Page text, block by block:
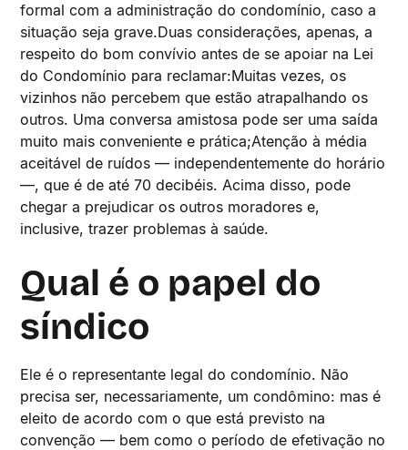
formal com a administração do condomínio, caso a
situação seja grave.Duas considerações, apenas, a
respeito do bom convívio antes de se apoiar na Lei
do Condomínio para reclamar:Muitas vezes, os
vizinhos não percebem que estão atrapalhando os
outros. Uma conversa amistosa pode ser uma saída
muito mais conveniente e prática;Atenção à média
aceitável de ruídos — independentemente do horário
—, que é de até 70 decibéis. Acima disso, pode
chegar a prejudicar os outros moradores e,
inclusive, trazer problemas à saúde.
Qual é o papel do
síndico
Ele é o representante legal do condomínio. Não
precisa ser, necessariamente, um condômino: mas é
eleito de acordo com o que está previsto na
convenção — bem como o período de efetivação no